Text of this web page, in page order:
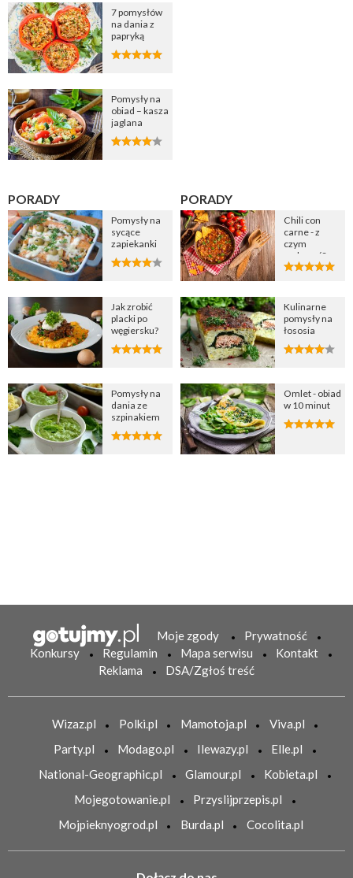
7 pomysłów
na dania z
papryką
Pomysły na
obiad – kasza
jaglana
PORADY
Pomysły na
sycące
zapiekanki
Jak zrobić
placki po
węgiersku?
Pomysły na
dania ze
szpinakiem
PORADY
Chili con
carne - z
czym
podawać?
Kulinarne
pomysły na
łososia
Omlet - obiad
w 10 minut
Moje zgody
Prywatność
Konkursy
Regulamin Mapa serwisu
Kontakt
Reklama
DSA/Zgłoś treść
Wizaz.pl Polki.pl Mamotoja.pl
Viva.pl
Party.pl
Modago.pl Ilewazy.pl
Elle.pl
National-Geographic.pl
Glamour.pl
Kobieta.pl
Mojegotowanie.pl
Przyslijprzepis.pl
Mojpieknyogrod.pl
Burda.pl Cocolita.pl